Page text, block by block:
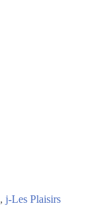
, j-Les Plaisirs